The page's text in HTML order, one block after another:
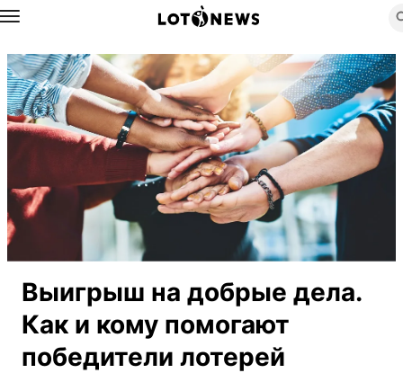
Назад
Выигрыш на добрые дела.
Как и кому помогают
победители лотерей